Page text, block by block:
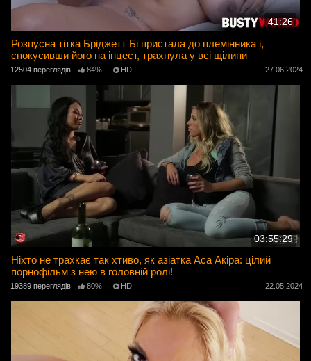
41:26
Розпусна тітка Бріджетт Бі пристала до племінника і,
спокусивши його на інцест, трахнула у всі щілини
12504 переглядів 84% HD 27.06.2024
03:55:29
Ніхто не трахкає так хтиво, як азіатка Аса Акіра: цілий
порнофільм з нею в головній ролі!
19389 переглядів 80% HD 22.05.2024